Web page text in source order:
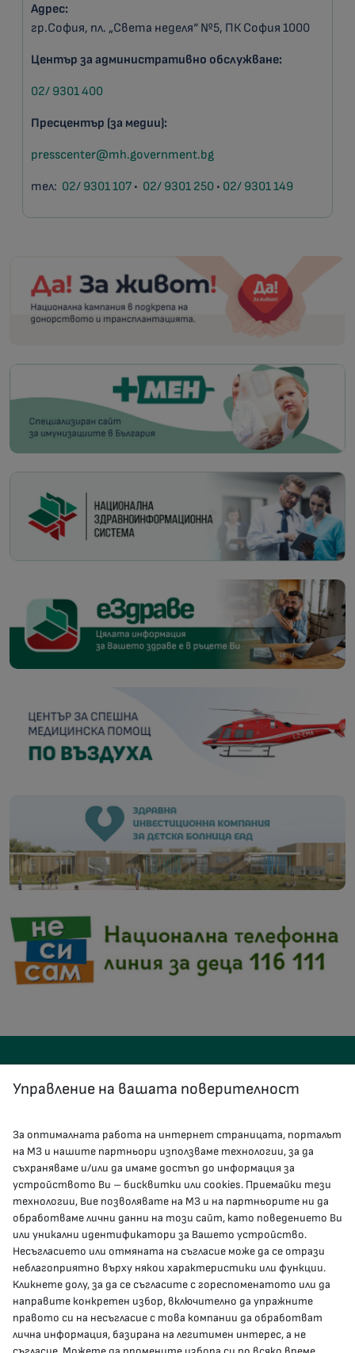
Адрес:
гр.София, пл. „Света неделя“ №5, ПК София 1000
Център за административно обслужване:
02/ 9301 400
Пресцентър (за медии):
presscenter@mh.government.bg
тел: 02/ 9301 107 • 02/ 9301 250 • 02/ 9301 149
КОНТАКТИ
гр.София, 1000, пл. „Света Неделя“ №5
delovodstvo@mh.government.bg
presscenter@mh.government.bg
МЗ В СОЦИАЛНИТЕ МРЕЖИ
Facebook страница
Управление на вашата поверителност
За оптималната работа на интернет страницата, порталът
на МЗ и нашите партньори използваме технологии, за да
съхраняваме и/или да имаме достъп до информация за
устройството Ви – бисквитки или cookies. Приемайки тези
технологии, Вие позволявате на МЗ и на партньорите ни да
обработваме лични данни на този сайт, като поведението Ви
или уникални идентификатори за Вашето устройство.
Несъгласието или отмяната на съгласие може да се отрази
неблагоприятно върху някои характеристики или функции.
Кликнете долу, за да се съгласите с гореспоменатото или да
направите конкретен избор, включително да упражните
правото си на несъгласие с това компании да обработват
лична информация, базирана на легитимен интерес, а не